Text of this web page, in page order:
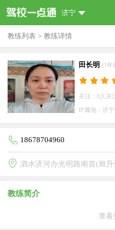
济宁
教练列表 > 教练详情
田长明 (1年
关注：0人关
IP属地：济
18678704960
泗水济河办光明路南首(旭升
教练简介
查看